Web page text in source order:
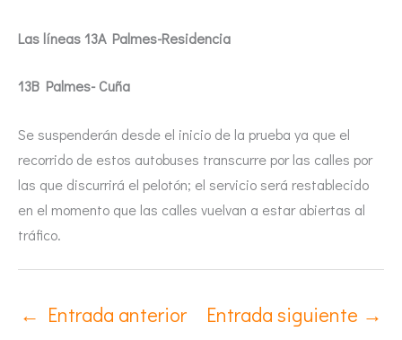
Las líneas 13A Palmes-Residencia
13B Palmes- Cuña
Se suspenderán desde el inicio de la prueba ya que el
recorrido de estos autobuses transcurre por las calles por
las que discurrirá el pelotón; el servicio será restablecido
en el momento que las calles vuelvan a estar abiertas al
tráfico.
← Entrada anterior Entrada siguiente →